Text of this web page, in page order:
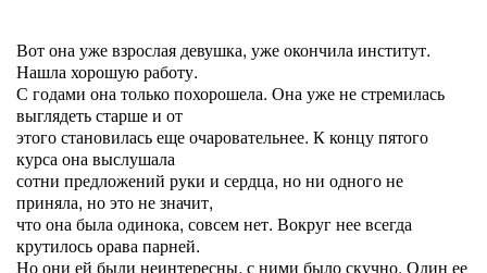
Вот она уже взрослая девушка, уже окончила институт.
Нашла хорошую работу.
С годами она только похорошела. Она уже не стремилась
выглядеть старше и от
этого становилась еще очаровательнее. К концу пятого
курса она выслушала
сотни предложений руки и сердца, но ни одного не
приняла, но это не значит,
что она была одинока, совсем нет. Вокруг нее всегда
крутилось орава парней.
Но они ей были неинтересны, с ними было скучно. Один ее